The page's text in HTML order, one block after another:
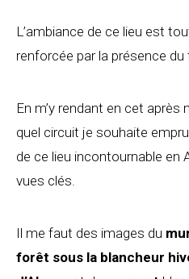
L’ambiance de ce lieu est
renforcée par la présence
En m’y rendant en cet après
quel circuit je souhaite
de ce lieu incontournable en
vues clés.
Il me faut des images du
forêt sous la blancheur